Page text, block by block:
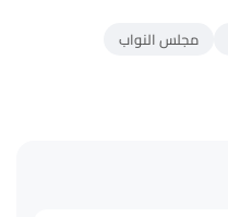
مجلس النواب